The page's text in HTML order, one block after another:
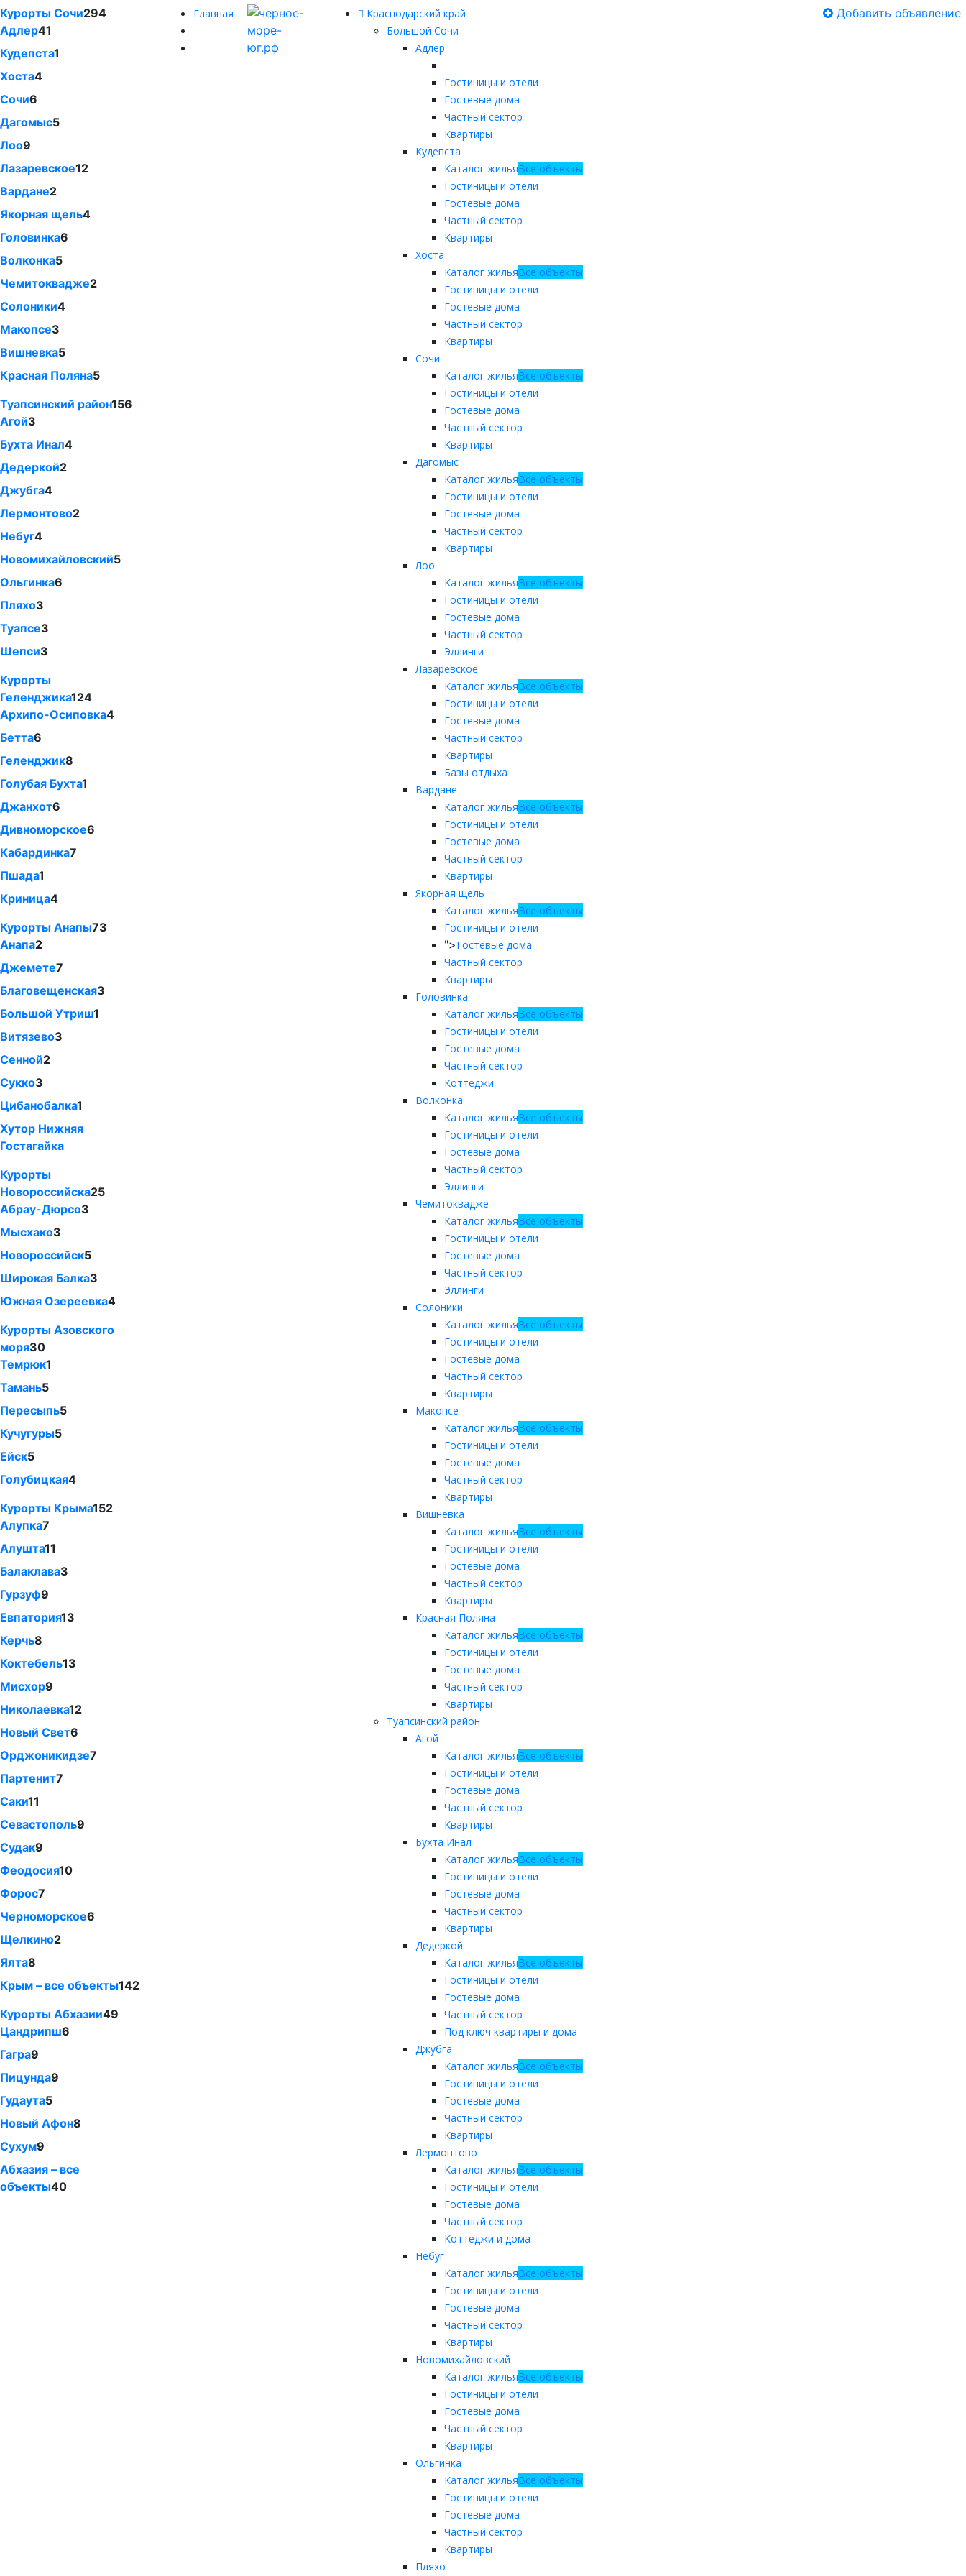
Курорты Сочи294
Адлер41
Кудепста1
Хоста4
Сочи6
Дагомыс5
Лоо9
Лазаревское12
Вардане2
Якорная щель4
Головинка6
Волконка5
Чемитоквадже2
Солоники4
Макопсе3
Вишневка5
Красная Поляна5
Туапсинский район156
Агой3
Бухта Инал4
Дедеркой2
Джубга4
Лермонтово2
Небуг4
Новомихайловский5
Ольгинка6
Пляхо3
Туапсе3
Шепси3
Курорты
Геленджика124
Архипо-Осиповка4
Бетта6
Геленджик8
Голубая Бухта1
Джанхот6
Дивноморское6
Кабардинка7
Пшада1
Криница4
Курорты Анапы73
Анапа2
Джемете7
Благовещенская3
Большой Утриш1
Витязево3
Сенной2
Сукко3
Цибанобалка1
Хутор Нижняя
Гостагайка
Курорты
Новороссийска25
Абрау-Дюрсо3
Мысхако3
Новороссийск5
Широкая Балка3
Южная Озереевка4
Курорты Азовского
моря30
Темрюк1
Тамань5
Пересыпь5
Кучугуры5
Ейск5
Голубицкая4
Курорты Крыма152
Алупка7
Алушта11
Балаклава3
Гурзуф9
Евпатория13
Керчь8
Коктебель13
Мисхор9
Николаевка12
Новый Свет6
Орджоникидзе7
Партенит7
Саки11
Севастополь9
Судак9
Феодосия10
Форос7
Черноморское6
Щелкино2
Ялта8
Крым – все объекты142
Курорты Абхазии49
Цандрипш6
Гагра9
Пицунда9
Гудаута5
Новый Афон8
Сухум9
Абхазия – все
объекты40
Главная
Краснодарский край
Большой Сочи
Адлер
Гостиницы и отели
Гостевые дома
Частный сектор
Квартиры
Кудепста
Каталог жильяВсе объекты
Гостиницы и отели
Гостевые дома
Частный сектор
Квартиры
Хоста
Каталог жильяВсе объекты
Гостиницы и отели
Гостевые дома
Частный сектор
Квартиры
Сочи
Каталог жильяВсе объекты
Гостиницы и отели
Гостевые дома
Частный сектор
Квартиры
Дагомыс
Каталог жильяВсе объекты
Гостиницы и отели
Гостевые дома
Частный сектор
Квартиры
Лоо
Каталог жильяВсе объекты
Гостиницы и отели
Гостевые дома
Частный сектор
Эллинги
Лазаревское
Каталог жильяВсе объекты
Гостиницы и отели
Гостевые дома
Частный сектор
Квартиры
Базы отдыха
Вардане
Каталог жильяВсе объекты
Гостиницы и отели
Гостевые дома
Частный сектор
Квартиры
Якорная щель
Каталог жильяВсе объекты
Гостиницы и отели
">Гостевые дома
Частный сектор
Квартиры
Головинка
Каталог жильяВсе объекты
Гостиницы и отели
Гостевые дома
Частный сектор
Коттеджи
Волконка
Каталог жильяВсе объекты
Гостиницы и отели
Гостевые дома
Частный сектор
Эллинги
Чемитоквадже
Каталог жильяВсе объекты
Гостиницы и отели
Гостевые дома
Частный сектор
Эллинги
Солоники
Каталог жильяВсе объекты
Гостиницы и отели
Гостевые дома
Частный сектор
Квартиры
Макопсе
Каталог жильяВсе объекты
Гостиницы и отели
Гостевые дома
Частный сектор
Квартиры
Вишневка
Каталог жильяВсе объекты
Гостиницы и отели
Гостевые дома
Частный сектор
Квартиры
Красная Поляна
Каталог жильяВсе объекты
Гостиницы и отели
Гостевые дома
Частный сектор
Квартиры
Туапсинский район
Агой
Каталог жильяВсе объекты
Гостиницы и отели
Гостевые дома
Частный сектор
Квартиры
Бухта Инал
Каталог жильяВсе объекты
Гостиницы и отели
Гостевые дома
Частный сектор
Квартиры
Дедеркой
Каталог жильяВсе объекты
Гостиницы и отели
Гостевые дома
Частный сектор
Под ключ квартиры и дома
Джубга
Каталог жильяВсе объекты
Гостиницы и отели
Гостевые дома
Частный сектор
Квартиры
Лермонтово
Каталог жильяВсе объекты
Гостиницы и отели
Гостевые дома
Частный сектор
Коттеджи и дома
Небуг
Каталог жильяВсе объекты
Гостиницы и отели
Гостевые дома
Частный сектор
Квартиры
Новомихайловский
Каталог жильяВсе объекты
Гостиницы и отели
Гостевые дома
Частный сектор
Квартиры
Ольгинка
Каталог жильяВсе объекты
Гостиницы и отели
Гостевые дома
Частный сектор
Квартиры
Пляхо
Добавить объявление